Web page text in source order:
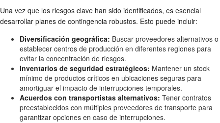
Una vez que los riesgos clave han sido identificados, es esencial
desarrollar planes de contingencia robustos. Esto puede incluir:
Diversificación geográfica: Buscar proveedores alternativos o
establecer centros de producción en diferentes regiones para
evitar la concentración de riesgos.
Inventarios de seguridad estratégicos: Mantener un stock
mínimo de productos críticos en ubicaciones seguras para
amortiguar el impacto de interrupciones temporales.
Acuerdos con transportistas alternativos: Tener contratos
preestablecidos con múltiples proveedores de transporte para
garantizar opciones en caso de interrupciones.